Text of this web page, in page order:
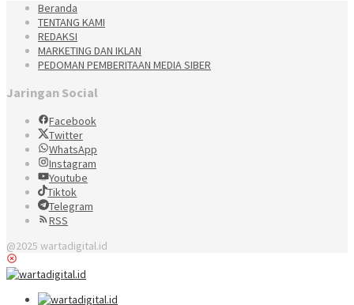
Beranda
TENTANG KAMI
REDAKSI
MARKETING DAN IKLAN
PEDOMAN PEMBERITAAN MEDIA SIBER
Jaringan Social
Facebook
Twitter
WhatsApp
Instagram
Youtube
Tiktok
Telegram
RSS
@2025 wartadigital.id